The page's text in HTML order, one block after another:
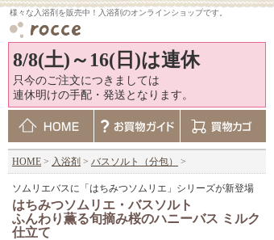
様々な入浴剤を販売中！入浴剤のオンラインショップです。
8/8(土)～16(日)は連休
只今のご注文につきましては
連休明けの手配・発送となります。
HOME > 入浴剤 > バスソルト（分包） >
ソムリエバスに「はちみつソムリエ」シリーズが新登場
はちみつソムリエ・バスソルト
ふんわり薫る旬摘み桜のハニーバス ミルク
仕立て